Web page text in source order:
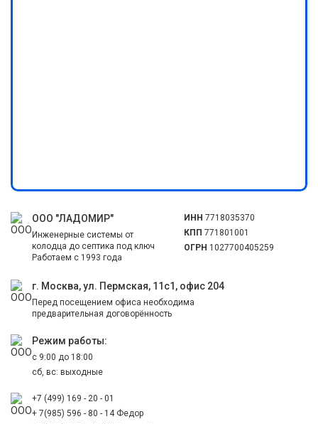
ООО "ЛАДОМИР"
Инженерные системы от
колодца до септика под ключ
Работаем с 1993 года
ИНН 7718035370
КПП 771801001
ОГРН 1027700405259
г. Москва, ул. Пермская, 11с1, офис 204
Перед посещением офиса необходима
предварительная договорённость
Режим работы:
с 9:00 до 18:00
сб, вс: выходные
+7 (499) 169 - 20 - 01
+ 7(985) 596 - 80 - 14 Федор